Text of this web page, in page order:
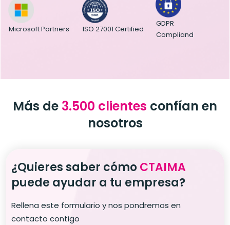
Microsoft Partners ISO 27001 Certified
GDPR
Compliand
Más de 3.500 clientes confían en
nosotros
¿Quieres saber cómoCTAIMA
puede ayudar a tu empresa?
Rellena este formulario y nos pondremos en
contacto contigo